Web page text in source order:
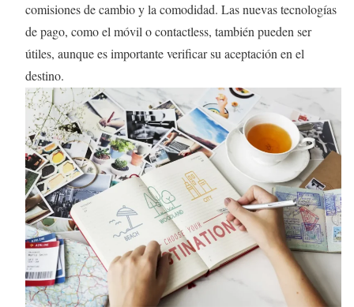
comisiones de cambio y la comodidad. Las nuevas tecnologías
de pago, como el móvil o contactless, también pueden ser
útiles, aunque es importante verificar su aceptación en el
destino.